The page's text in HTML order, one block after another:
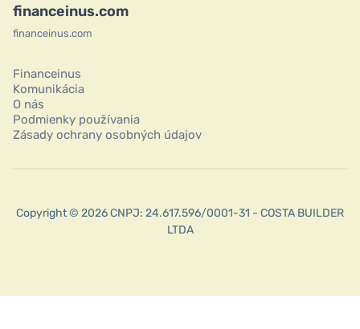
financeinus.com
financeinus.com
Financeinus
Komunikácia
O nás
Podmienky používania
Zásady ochrany osobných údajov
Copyright © 2026 CNPJ: 24.617.596/0001-31 - COSTA BUILDER
LTDA